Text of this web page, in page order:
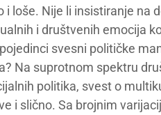
i loše. Nije li insistiranje
i društvenih emocija
svesni političke
Na suprotnom spektru
politika, svest o
i slično. Sa brojnim